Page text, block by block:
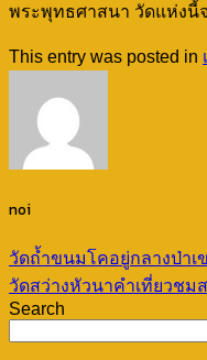
พระพุทธศาสนา วัดแห่งนี้
This entry was posted in
noi
วัดถ้ำขนมโคอยู่กลางป่า
วัดสว่างหัวนาคำเที่ยวช
Search